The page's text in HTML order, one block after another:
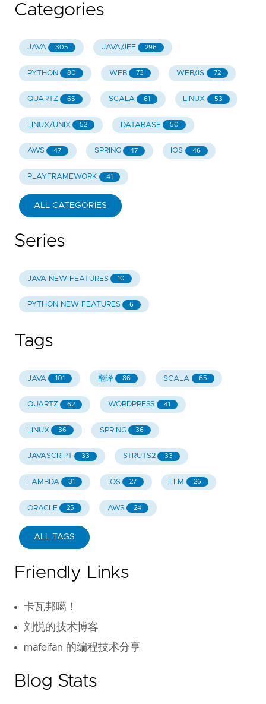
Categories
JAVA 305 JAVA/JEE 296
PYTHON 80 WEB 73 WEB/JS 72
QUARTZ 65 SCALA 61 LINUX 53
LINUX/UNIX 52 DATABASE 50
AWS 47 SPRING 47 IOS 46
PLAYFRAMEWORK 41
ALL CATEGORIES
Series
JAVA NEW FEATURES 10
PYTHON NEW FEATURES 6
Tags
JAVA 101 翻译 86 SCALA 65
QUARTZ 62 WORDPRESS 41
LINUX 36 SPRING 36
JAVASCRIPT 33 STRUTS2 33
LAMBDA 31 IOS 27 LLM 26
ORACLE 25 AWS 24
ALL TAGS
Friendly Links
卡瓦邦噶！
刘悦的技术博客
mafeifan 的编程技术分享
Blog Stats